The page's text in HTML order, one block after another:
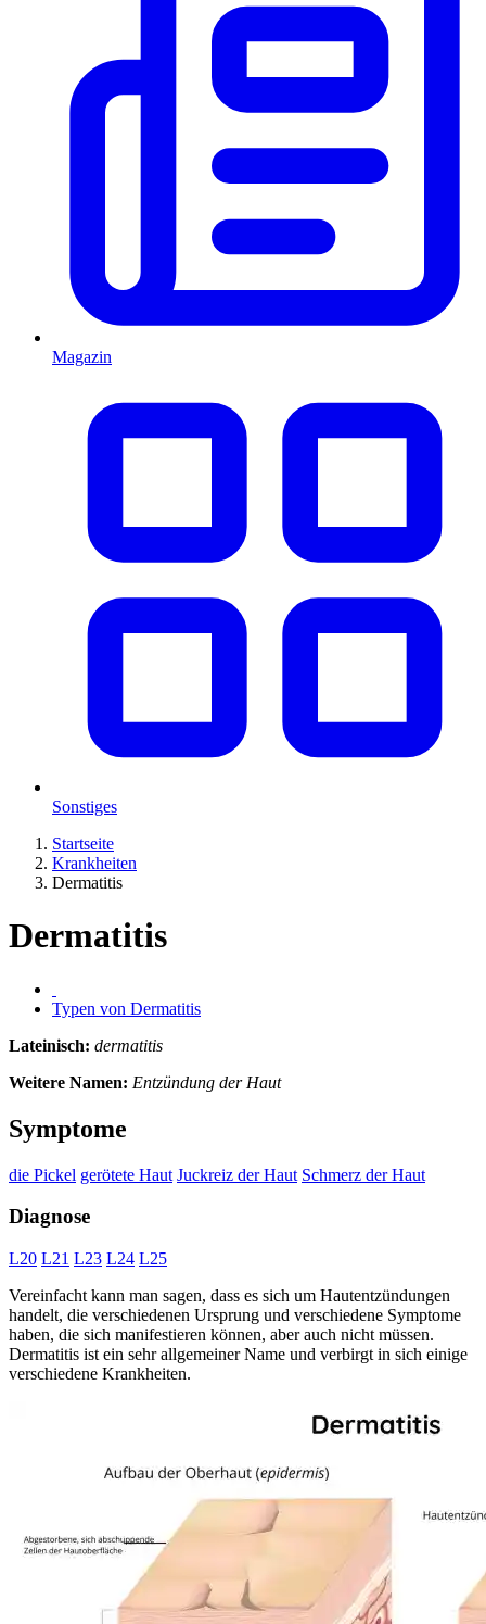
Magazin
Sonstiges
Startseite
Krankheiten
Dermatitis
Dermatitis
Typen von Dermatitis
Lateinisch: dermatitis
Weitere Namen: Entzündung der Haut
Symptome
die Pickel gerötete Haut Juckreiz der Haut Schmerz der Haut
Diagnose
L20 L21 L23 L24 L25
Vereinfacht kann man sagen, dass es sich um Hautentzündungen
handelt, die verschiedenen Ursprung und verschiedene Symptome
haben, die sich manifestieren können, aber auch nicht müssen.
Dermatitis ist ein sehr allgemeiner Name und verbirgt in sich einige
verschiedene Krankheiten.